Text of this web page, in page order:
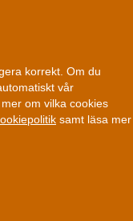
korrekt. Om du
vår
om vilka cookies
samt läsa mer
många välkända
Vi har samlat ett
Det gör att du